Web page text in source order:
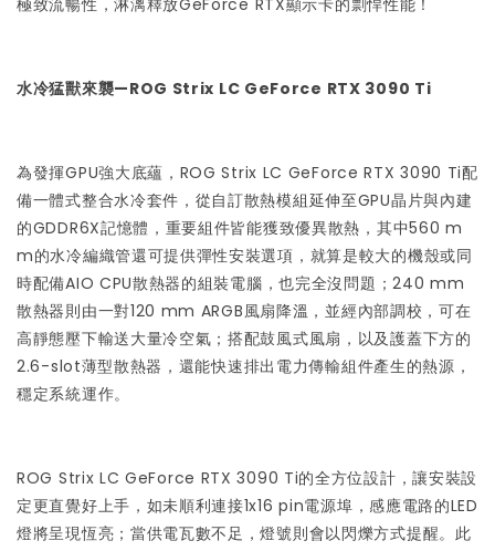
極致流暢性，淋漓釋放GeForce RTX顯示卡的剽悍性能！
水冷猛獸來襲—ROG Strix LC GeForce RTX 3090 Ti
為發揮GPU強大底蘊，ROG Strix LC GeForce RTX 3090 Ti配
備一體式整合水冷套件，從自訂散熱模組延伸至GPU晶片與內建
的GDDR6X記憶體，重要組件皆能獲致優異散熱，其中560 m
m的水冷編織管還可提供彈性安裝選項，就算是較大的機殼或同
時配備AIO CPU散熱器的組裝電腦，也完全沒問題；240 mm
散熱器則由一對120 mm ARGB風扇降溫，並經內部調校，可在
高靜態壓下輸送大量冷空氣；搭配鼓風式風扇，以及護蓋下方的
2.6-slot薄型散熱器，還能快速排出電力傳輸組件產生的熱源，
穩定系統運作。
ROG Strix LC GeForce RTX 3090 Ti的全方位設計，讓安裝設
定更直覺好上手，如未順利連接1x16 pin電源埠，感應電路的LED
燈將呈現恆亮；當供電瓦數不足，燈號則會以閃爍方式提醒。此